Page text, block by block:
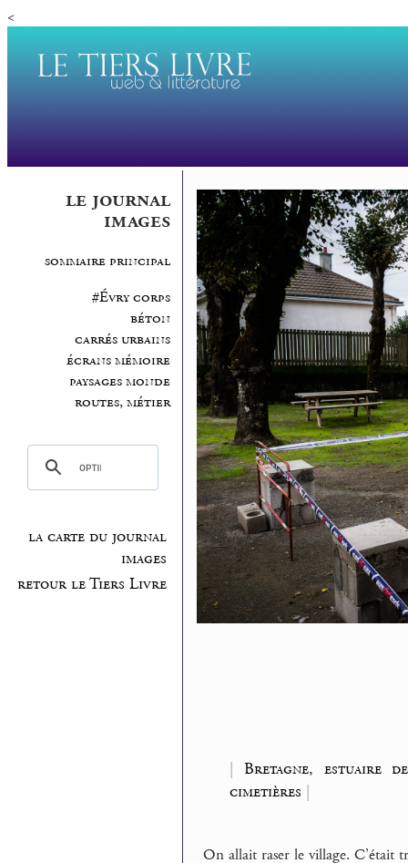
<
le journal
images
sommaire principal
#Évry corps
béton
carrés urbains
écrans mémoire
paysages monde
routes, métier
la carte du journal
images
retour le Tiers Livre
| Bretagne, estuaire
cimetières |
On allait raser le village. C’était